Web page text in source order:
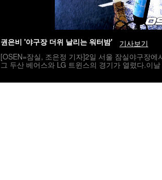
권은비 '야구장 더위 날리는 워터밤'
기사보기
[OSEN=잠실, 조은정 기자]2일 서울 잠실야구장에
그 두산 베어스와 LG 트윈스의 경기가 열렸다.이
02 /cej@osen.co.kr